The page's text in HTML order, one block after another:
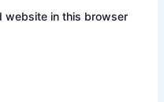
website in this browser